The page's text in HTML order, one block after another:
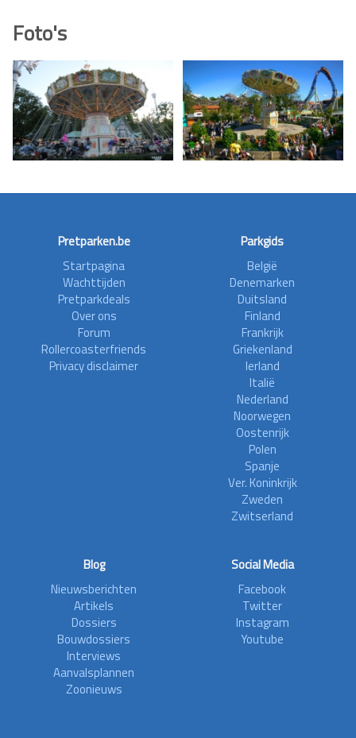
Foto's
Pretparken.be
Startpagina
Wachttijden
Pretparkdeals
Over ons
Forum
Rollercoasterfriends
Privacy disclaimer
Parkgids
België
Denemarken
Duitsland
Finland
Frankrijk
Griekenland
Ierland
Italië
Nederland
Noorwegen
Oostenrijk
Polen
Spanje
Ver. Koninkrijk
Zweden
Zwitserland
Blog
Nieuwsberichten
Artikels
Dossiers
Bouwdossiers
Interviews
Aanvalsplannen
Zoonieuws
Social Media
Facebook
Twitter
Instagram
Youtube